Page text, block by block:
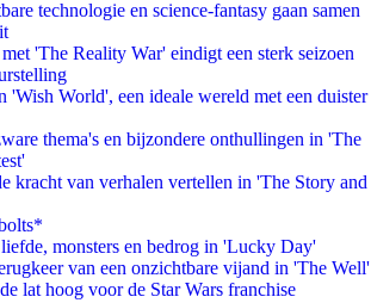
technologie en science-fantasy gaan samen
'The Reality War' eindigt een sterk seizoen
'Wish World', een ideale wereld met een duister
thema's en bijzondere onthullingen in 'The
kracht van verhalen vertellen in 'The Story and
monsters en bedrog in 'Lucky Day'
van een onzichtbare vijand in 'The Well'
lat hoog voor de Star Wars franchise